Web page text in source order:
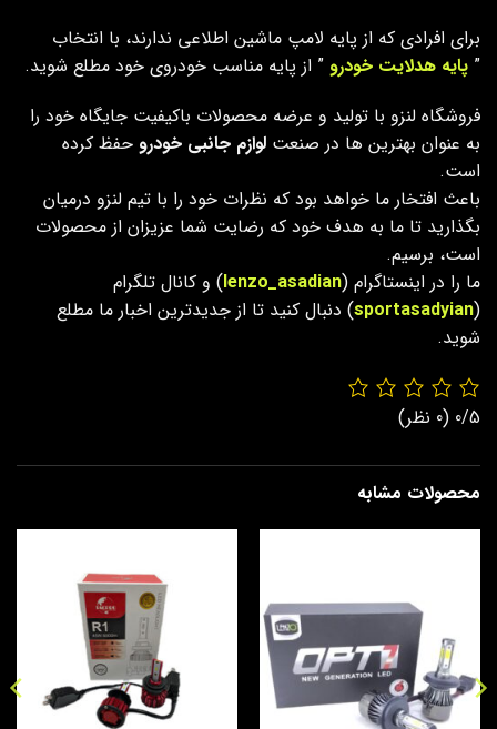
برای افرادی که از پایه لامپ ماشین اطلاعی ندارند، با انتخاب
” پایه هدلایت خودرو ” از پایه مناسب خودروی خود مطلع شوید.
فروشگاه لنزو با تولید و عرضه محصولات باکیفیت جایگاه خود را
به عنوان بهترین ها در صنعت لوازم جانبی خودرو حفظ کرده
است.
باعث افتخار ما خواهد بود که نظرات خود را با تیم لنزو درمیان
بگذارید تا ما به هدف خود که رضایت شما عزیزان از محصولات
است، برسیم.
ما را در اینستاگرام (lenzo_asadian) و کانال تلگرام
(
sportasadyian) دنبال کنید تا از جدیدترین اخبار ما مطلع
شوید.
0/5 (0 نظر)
محصولات مشابه